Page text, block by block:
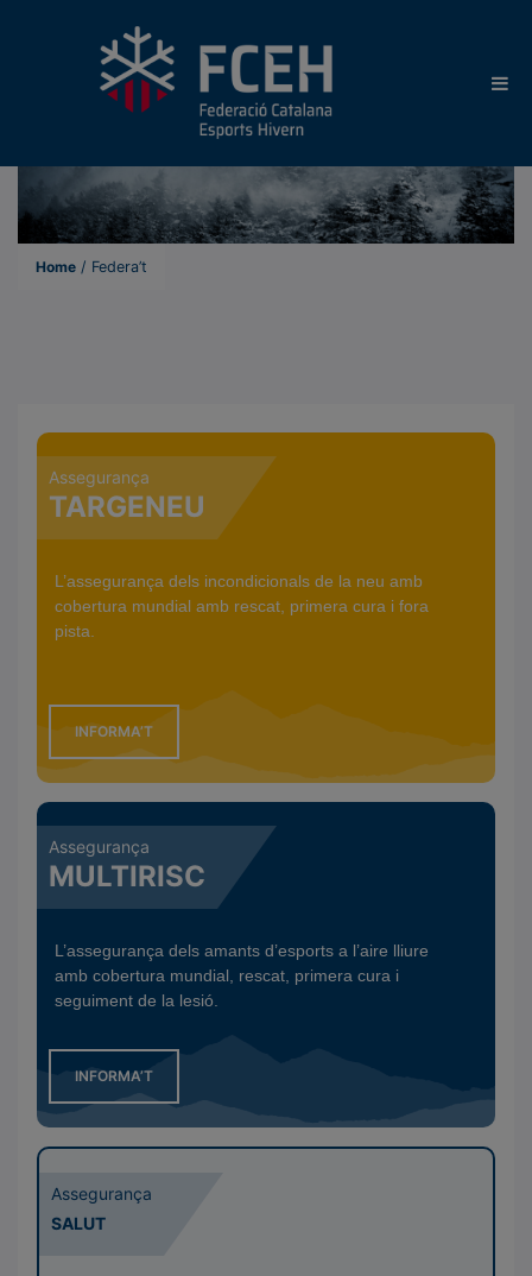
Home / Federa’t
Assegurança
TARGENEU
L’assegurança dels incondicionals de la neu amb
cobertura mundial amb rescat, primera cura i fora
pista.
INFORMA’T
Assegurança
MULTIRISC
L’assegurança dels amants d’esports a l’aire lliure
amb cobertura mundial, rescat, primera cura i
seguiment de la lesió.
INFORMA’T
Assegurança
SALUT